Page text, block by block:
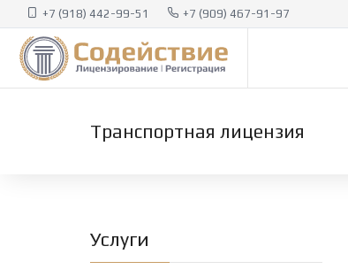
+7 (918) 442-99-51 +7 (909) 467-91-97
Транспортная лицензия
Услуги